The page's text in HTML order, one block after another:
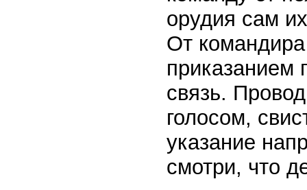
орудия сам
От
приказанием
связь.
голосом,
указание
смотри, что